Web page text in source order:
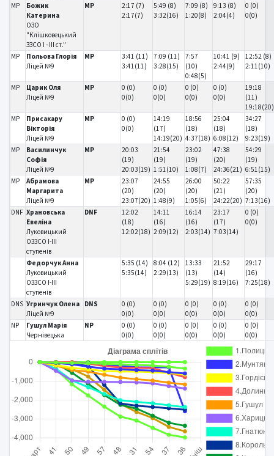
MP
Божик
Катерина
ОЗО
"Клішковецький
ЗЗСО І - ІІІ ст."
MP
2:17 (7)
2:17(7)
5:49 (8)
3:32(16)
7:09 (8)
1:20(8)
9:13 (8)
2:04(4)
0 (0)
0(0)
MP
Польова Глорія
Ліцей №9
MP
3:41 (11)
3:41(11)
7:09 (11)
3:28(15)
7:57
(10)
0:48(5)
10:41 (9)
2:44(9)
12:52 (8)
2:11(10)
MP
Царик Оля
Ліцей №9
MP
0 (0)
0(0)
0 (0)
0(0)
0 (0)
0(0)
0 (0)
0(0)
19:18
(11)
19:18(20)
MP
Присакару
Вікторія
Ліцей №9
MP
0 (0)
0(0)
14:19
(17)
14:19(20)
18:56
(18)
4:37(18)
25:04
(18)
6:08(12)
34:27
(18)
9:23(19)
MP
Василинчук
Софія
Ліцей №9
MP
20:03
(19)
20:03(19)
21:54
(19)
1:51(10)
23:02
(19)
1:08(7)
47:38
(20)
24:36(21)
54:29
(19)
6:51(15)
MP
Абрамова
Маргарита
Ліцей №9
MP
23:07
(20)
23:07(20)
24:55
(20)
1:48(9)
26:00
(20)
1:05(6)
50:22
(21)
24:22(20)
57:35
(20)
7:13(16)
DNF Храновська
Евеліна
Луковицький
ОЗЗСО І-ІІІ
ступенів
DNF
12:02
(18)
12:02(18)
14:11
(16)
2:09(12)
16:14
(16)
2:03(14)
23:17
(17)
7:03(14)
0 (0)
0(0)
Федорчук Анна
Луковицький
ОЗЗСО І-ІІІ
ступенів
5:35 (14)
5:35(14)
8:04 (12)
2:29(13)
13:33
(13)
5:29(19)
21:52
(14)
8:19(16)
29:17
(16)
7:25(18)
DNS Угринчук Олена
Ліцей №9
DNS
0 (0)
0(0)
0 (0)
0(0)
0 (0)
0(0)
0 (0)
0(0)
0 (0)
0(0)
NP
Гушул Марія
Чернівецька
NP
0 (0)
0(0)
0 (0)
0(0)
0 (0)
0(0)
0 (0)
0(0)
0 (0)
0(0)